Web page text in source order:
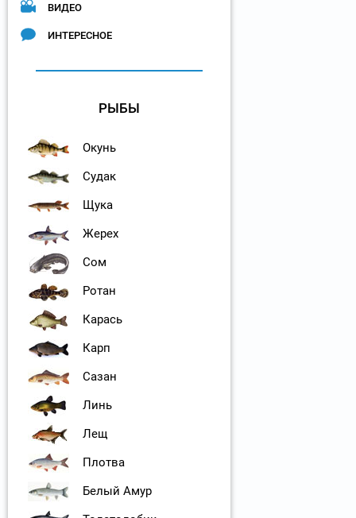
ВИДЕО
ИНТЕРЕСНОЕ
РЫБЫ
Окунь
Судак
Щука
Жерех
Сом
Ротан
Карась
Карп
Сазан
Линь
Лещ
Плотва
Белый Амур